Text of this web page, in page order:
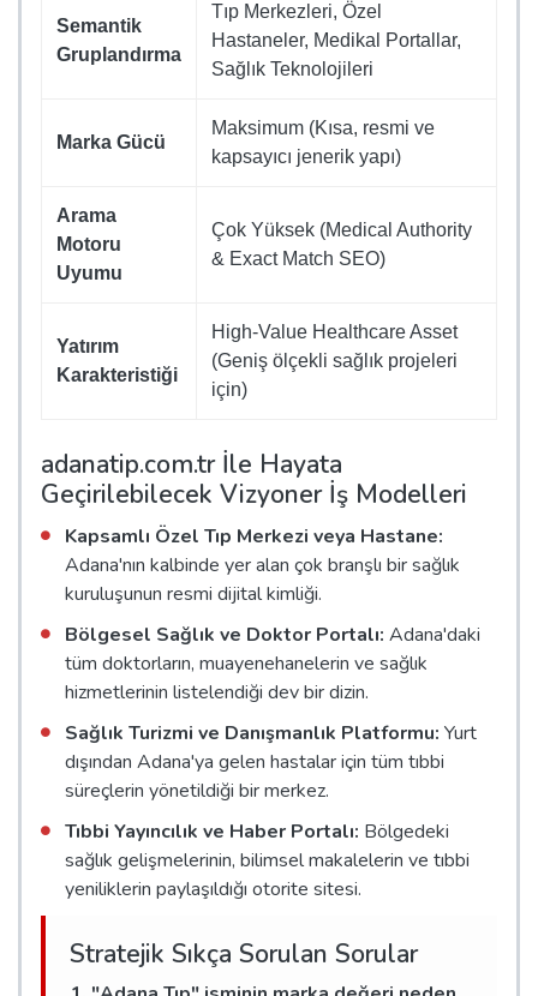
Semantik
Gruplandırma
Tıp Merkezleri, Özel
Hastaneler, Medikal Portallar,
Sağlık Teknolojileri
Marka Gücü
Maksimum (Kısa, resmi ve
kapsayıcı jenerik yapı)
Arama
Motoru
Uyumu
Çok Yüksek (Medical Authority
& Exact Match SEO)
Yatırım
Karakteristiği
High-Value Healthcare Asset
(Geniş ölçekli sağlık projeleri
için)
adanatip.com.tr İle Hayata
Geçirilebilecek Vizyoner İş Modelleri
Kapsamlı Özel Tıp Merkezi veya Hastane:
Adana'nın kalbinde yer alan çok branşlı bir sağlık
kuruluşunun resmi dijital kimliği.
Bölgesel Sağlık ve Doktor Portalı: Adana'daki
tüm doktorların, muayenehanelerin ve sağlık
hizmetlerinin listelendiği dev bir dizin.
Sağlık Turizmi ve Danışmanlık Platformu: Yurt
dışından Adana'ya gelen hastalar için tüm tıbbi
süreçlerin yönetildiği bir merkez.
Tıbbi Yayıncılık ve Haber Portalı: Bölgedeki
sağlık gelişmelerinin, bilimsel makalelerin ve tıbbi
yeniliklerin paylaşıldığı otorite sitesi.
Stratejik Sıkça Sorulan Sorular